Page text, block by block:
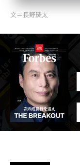
文＝長野慶太